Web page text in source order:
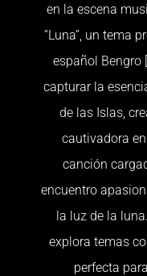
en la escena
“Luna”, un tema
español Bengro
capturar la
de las Islas,
cautivadora en
canción
encuentro
la luz de la
explora temas
perfecta